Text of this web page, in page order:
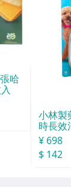
哈
小林製
時長效
¥ 698
$ 142